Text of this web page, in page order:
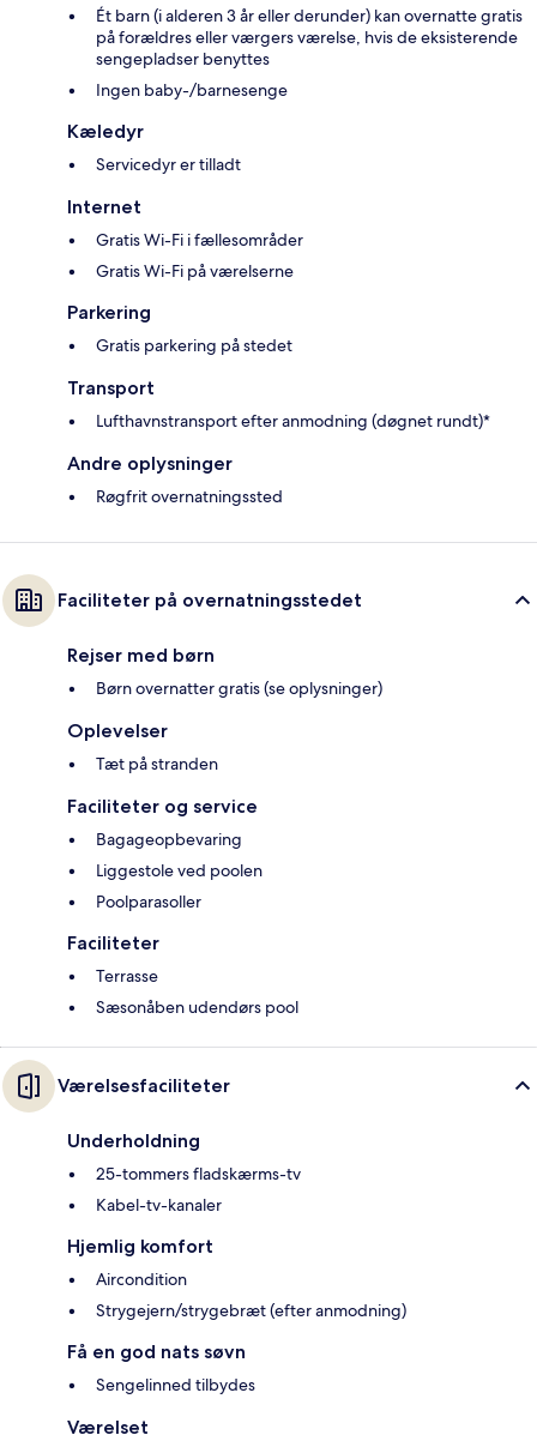
Ét barn (i alderen 3 år eller derunder) kan overnatte gratis
på forældres eller værgers værelse, hvis de eksisterende
sengepladser benyttes
Ingen baby-/barnesenge
Kæledyr
Servicedyr er tilladt
Internet
Gratis Wi-Fi i fællesområder
Gratis Wi-Fi på værelserne
Parkering
Gratis parkering på stedet
Transport
Lufthavnstransport efter anmodning (døgnet rundt)*
Andre oplysninger
Røgfrit overnatningssted
Faciliteter på overnatningsstedet
Rejser med børn
Børn overnatter gratis (se oplysninger)
Oplevelser
Tæt på stranden
Faciliteter og service
Bagageopbevaring
Liggestole ved poolen
Poolparasoller
Faciliteter
Terrasse
Sæsonåben udendørs pool
Værelsesfaciliteter
Underholdning
25-tommers fladskærms-tv
Kabel-tv-kanaler
Hjemlig komfort
Aircondition
Strygejern/strygebræt (efter anmodning)
Få en god nats søvn
Sengelinned tilbydes
Værelset